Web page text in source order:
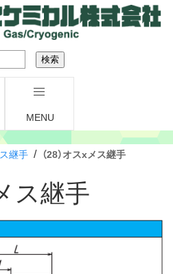
MENU
継手 / （28）オスxメス継手
ス継手